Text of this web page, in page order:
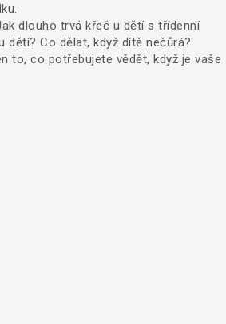
dlouho trvá křeč u dětí s třídenní
dětí? Co dělat, když dítě nečůrá?
to, co potřebujete vědět, když je vaše